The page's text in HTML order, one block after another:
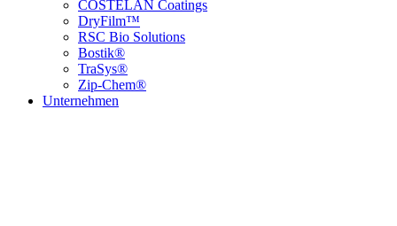
COSTELAN Coatings
DryFilm™
RSC Bio Solutions
Bostik®
TraSys®
Zip-Chem®
Unternehmen